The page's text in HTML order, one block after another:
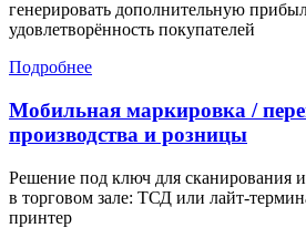
генерировать дополнительную
удовлетворённость покупателей
Подробнее
Мобильная маркировка /
производства и розницы
Решение под ключ для сканирования
в торговом зале: ТСД или лайт-
принтер